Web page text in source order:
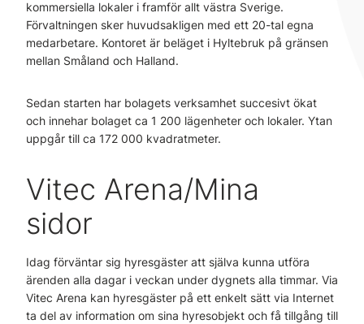
kommersiella lokaler i framför allt västra Sverige.
Förvaltningen sker huvudsakligen med ett 20-tal egna
medarbetare. Kontoret är beläget i Hyltebruk på gränsen
mellan Småland och Halland.
Sedan starten har bolagets verksamhet succesivt ökat
och innehar bolaget ca 1 200 lägenheter och lokaler. Ytan
uppgår till ca 172 000 kvadratmeter.
Vitec Arena/Mina
sidor
Idag förväntar sig hyresgäster att själva kunna utföra
ärenden alla dagar i veckan under dygnets alla timmar. Via
Vitec Arena kan hyresgäster på ett enkelt sätt via Internet
ta del av information om sina hyresobjekt och få tillgång till